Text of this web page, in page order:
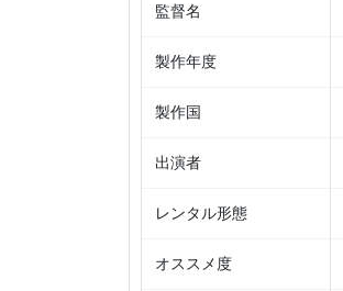
監督名
製作年度
製作国
出演者
レンタル形態
オススメ度